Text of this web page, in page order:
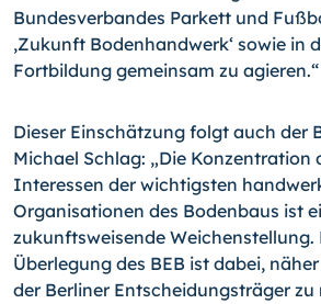
Bundesverbandes Parkett und
‚Zukunft Bodenhandwerk‘ sowie in
Fortbildung gemeinsam zu agieren.“
Dieser Einschätzung folgt auch der
Michael Schlag: „Die Konzentration
Interessen der wichtigsten
Organisationen des Bodenbaus ist
zukunftsweisende Weichenstellung.
Überlegung des BEB ist dabei,
der Berliner Entscheidungsträger zu